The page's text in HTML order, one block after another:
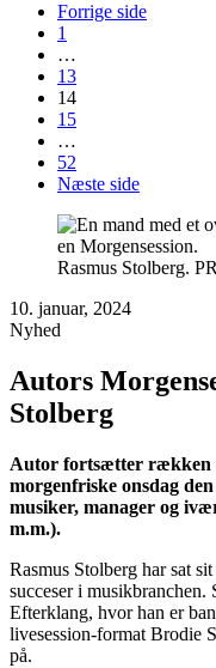
Forrige side
1
…
13
14
15
…
52
Næste side
Rasmus Stolberg.
10. januar, 2024
Nyhed
Autors
Stolberg
Autor fortsætter rækken
morgenfriske onsdag
musiker, manager og
m.m.).
Rasmus Stolberg har sat
succeser i musikbranchen.
Efterklang, hvor han er
livesession-format Brodie
på.